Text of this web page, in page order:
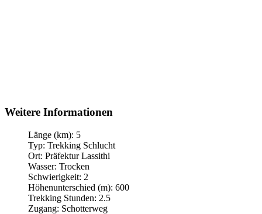
Weitere Informationen
Länge (km): 5
Typ: Trekking Schlucht
Ort: Präfektur Lassithi
Wasser: Trocken
Schwierigkeit: 2
Höhenunterschied (m): 600
Trekking Stunden: 2.5
Zugang: Schotterweg